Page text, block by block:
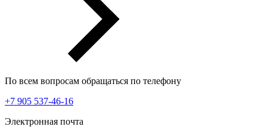
По всем вопросам обращаться по телефону
+7 905 537-46-16
Электронная почта